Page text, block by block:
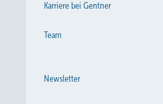
Karriere bei Gentner
Team
Newsletter